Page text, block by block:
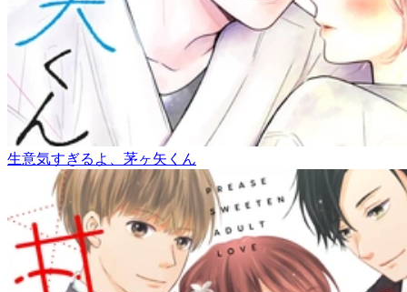
生意気すぎるよ、茅ヶ矢くん